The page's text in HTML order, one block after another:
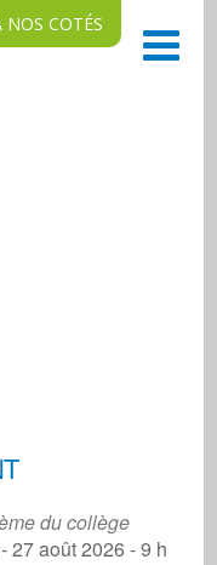
NOS COTÉS
du collège
27 août 2026 - 9 h